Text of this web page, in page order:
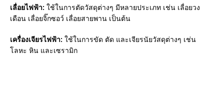
เลื่อยไฟฟ้า: ใช้ในการตัดวัสดุต่างๆ มีหลายประเภท เช่น เลื่อยวง
เดือน เลื่อยจิ๊กซอว์ เลื่อยสายพาน เป็นต้น
เครื่องเจียรไฟฟ้า: ใช้ในการขัด ตัด และเจียรนัยวัสดุต่างๆ เช่น
โลหะ หิน และเซรามิก